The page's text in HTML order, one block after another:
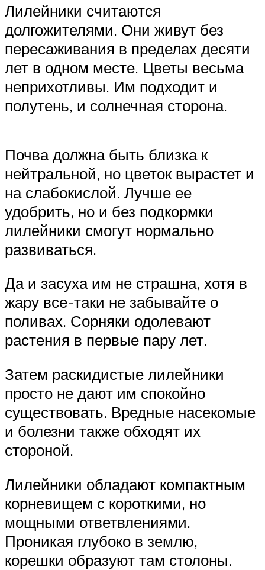
Лилейники считаются
долгожителями. Они живут без
пересаживания в пределах десяти
лет в одном месте. Цветы весьма
неприхотливы. Им подходит и
полутень, и солнечная сторона.
Почва должна быть близка к
нейтральной, но цветок вырастет и
на слабокислой. Лучше ее
удобрить, но и без подкормки
лилейники смогут нормально
развиваться.
Да и засуха им не страшна, хотя в
жару все-таки не забывайте о
поливах. Сорняки одолевают
растения в первые пару лет.
Затем раскидистые лилейники
просто не дают им спокойно
существовать. Вредные насекомые
и болезни также обходят их
стороной.
Лилейники обладают компактным
корневищем с короткими, но
мощными ответвлениями.
Проникая глубоко в землю,
корешки образуют там столоны.